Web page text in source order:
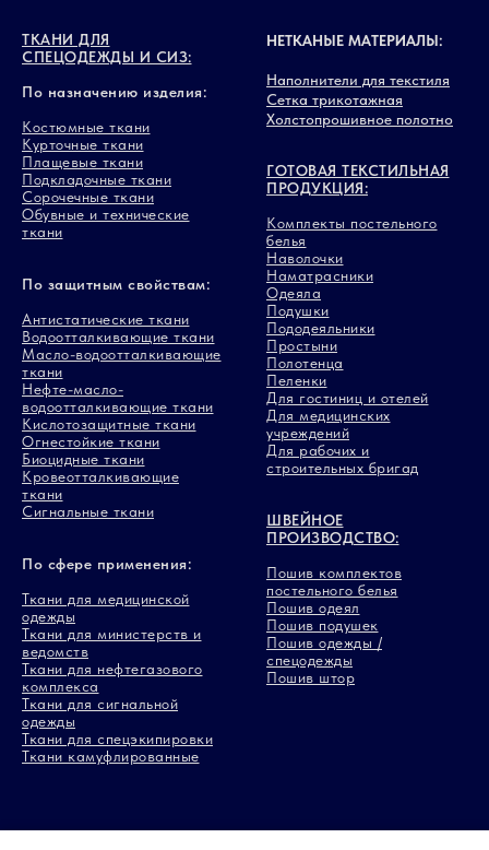
ТКАНИ ДЛЯ
СПЕЦОДЕЖДЫ И СИЗ:
По назначению изделия:
Костюмные ткани
Курточные ткани
Плащевые ткани
Подкладочные ткани
Сорочечные ткани
Обувные и технические
ткани
По защитным свойствам:
Антистатические ткани
Водоотталкивающие ткани
Масло-водоотталкивающие
ткани
Нефте-масло-
водоотталкивающие ткани
Кислотозащитные ткани
Огнестойкие ткани
Биоцидные ткани
Кровеотталкивающие
ткани
Сигнальные ткани
По сфере применения:
Ткани для медицинской
одежды
Ткани для министерств и
ведомств
Ткани для нефтегазового
комплекса
Ткани для сигнальной
одежды
Ткани для спецэкипировки
Ткани камуфлированные
НЕТКАНЫЕ МАТЕРИАЛЫ:
Наполнители для текстиля
Сетка трикотажная
Холстопрошивное полотно
ГОТОВАЯ ТЕКСТИЛЬНАЯ
ПРОДУКЦИЯ:
Комплекты постельного
белья
Наволочки
Наматрасники
Одеяла
Подушки
Пододеяльники
Простыни
Полотенца
Пеленки
Для гостиниц и отелей
Для медицинских
учреждений
Для рабочих и
строительных бригад
ШВЕЙНОЕ
ПРОИЗВОДСТВО:
Пошив комплектов
постельного белья
Пошив одеял
Пошив подушек
Пошив одежды /
спецодежды
Пошив штор